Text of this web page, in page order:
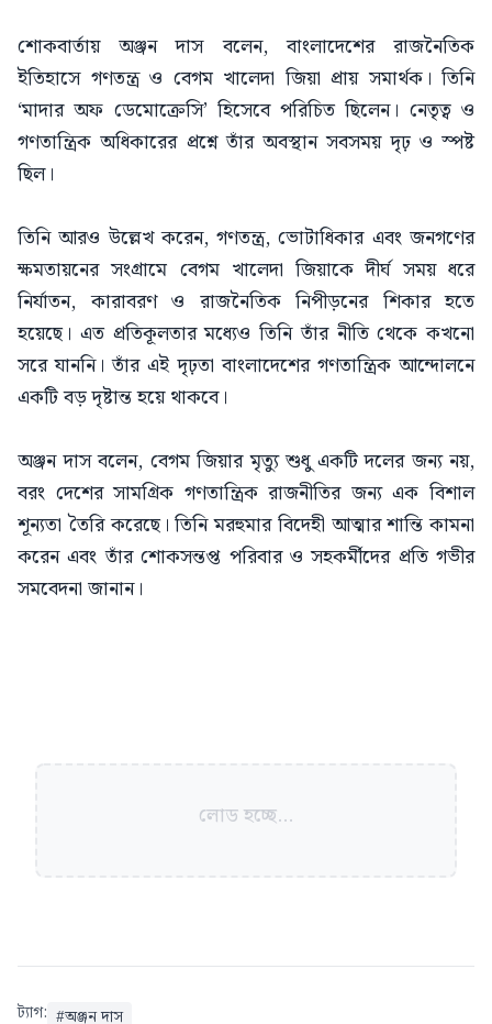
শোকবার্তায় অঞ্জন দাস বলেন, বাংলাদেশের রাজনৈতিক
ইতিহাসে গণতন্ত্র ও বেগম খালেদা জিয়া প্রায় সমার্থক। তিনি
‘মাদার অফ ডেমোক্রেসি’ হিসেবে পরিচিত ছিলেন। নেতৃত্ব ও
গণতান্ত্রিক অধিকারের প্রশ্নে তাঁর অবস্থান সবসময় দৃঢ় ও স্পষ্ট
ছিল।
তিনি আরও উল্লেখ করেন, গণতন্ত্র, ভোটাধিকার এবং জনগণের
ক্ষমতায়নের সংগ্রামে বেগম খালেদা জিয়াকে দীর্ঘ সময় ধরে
নির্যাতন, কারাবরণ ও রাজনৈতিক নিপীড়নের শিকার হতে
হয়েছে। এত প্রতিকূলতার মধ্যেও তিনি তাঁর নীতি থেকে কখনো
সরে যাননি। তাঁর এই দৃঢ়তা বাংলাদেশের গণতান্ত্রিক আন্দোলনে
একটি বড় দৃষ্টান্ত হয়ে থাকবে।
অঞ্জন দাস বলেন, বেগম জিয়ার মৃত্যু শুধু একটি দলের জন্য নয়,
বরং দেশের সামগ্রিক গণতান্ত্রিক রাজনীতির জন্য এক বিশাল
শূন্যতা তৈরি করেছে। তিনি মরহুমার বিদেহী আত্মার শান্তি কামনা
করেন এবং তাঁর শোকসন্তপ্ত পরিবার ও সহকর্মীদের প্রতি গভীর
সমবেদনা জানান।
লোড হচ্ছে...
ট্যাগ: #অঞ্জন দাস